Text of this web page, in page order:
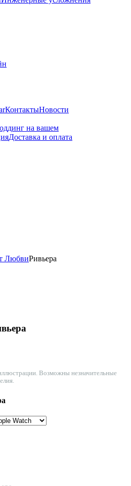
КонтактыНовости
на вашем
Доставка и оплата
ЛюбвиРивьера
Возможны незначительные